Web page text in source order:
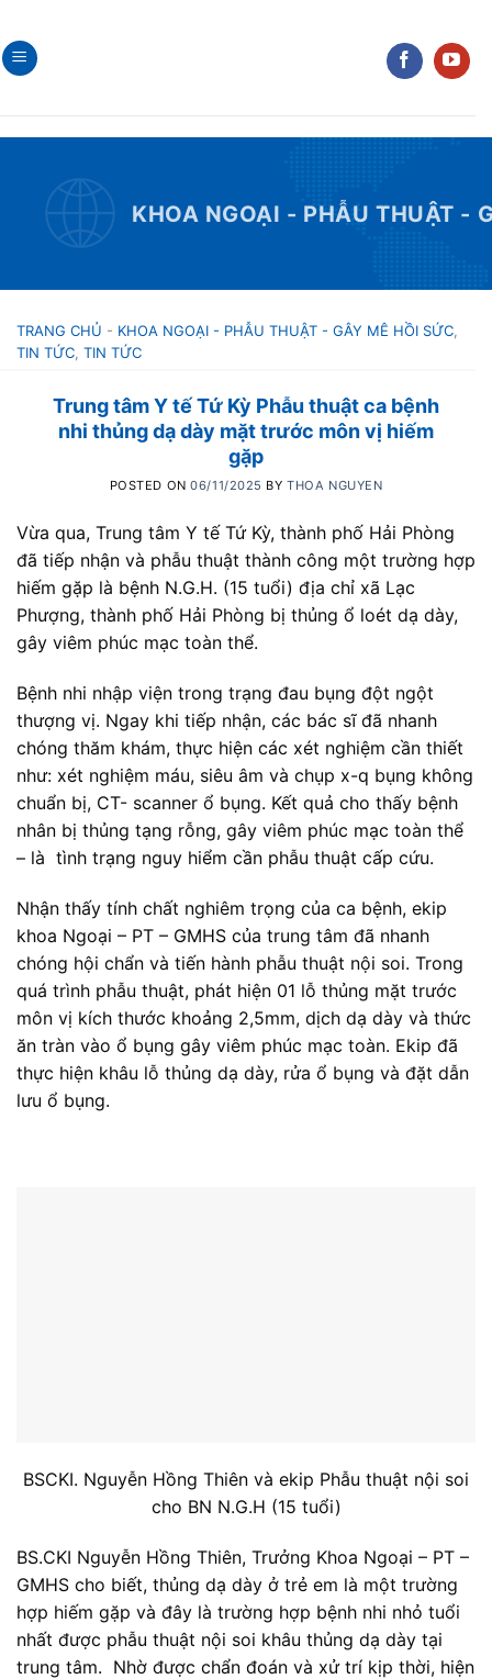
to
content
KHOA NGOẠI - PHẪU THUẬT -
TRANG CHỦ - KHOA NGOẠI - PHẪU THUẬT - GÂY MÊ HỒI SỨC
TIN TỨC TIN TỨC
Trung tâm Y tế Tứ Kỳ Phẫu thuật ca bệnh
nhi thủng dạ dày mặt trước môn vị hiếm
gặp
POSTED ON06/11/2025 BYTHOA NGUYEN
Vừa qua, Trung tâm Y tế Tứ Kỳ, thành phố Hải Phòng
đã tiếp nhận và phẫu thuật thành công một trường hợp
hiếm gặp là bệnh N.G.H. (15 tuổi) địa chỉ xã Lạc
Phượng, thành phố Hải Phòng bị thủng ổ loét dạ dày,
gây viêm phúc mạc toàn thể.
Bệnh nhi nhập viện trong trạng đau bụng đột ngột
thượng vị. Ngay khi tiếp nhận, các bác sĩ đã nhanh
chóng thăm khám, thực hiện các xét nghiệm cần thiết
như: xét nghiệm máu, siêu âm và chụp x-q bụng không
chuẩn bị, CT- scanner ổ bụng. Kết quả cho thấy bệnh
nhân bị thủng tạng rỗng, gây viêm phúc mạc toàn thể
– là tình trạng nguy hiểm cần phẫu thuật cấp cứu.
Nhận thấy tính chất nghiêm trọng của ca bệnh, ekip
khoa Ngoại – PT – GMHS của trung tâm đã nhanh
chóng hội chẩn và tiến hành phẫu thuật nội soi. Trong
quá trình phẫu thuật, phát hiện 01 lỗ thủng mặt trước
môn vị kích thước khoảng 2,5mm, dịch dạ dày và thức
ăn tràn vào ổ bụng gây viêm phúc mạc toàn. Ekip đã
thực hiện khâu lỗ thủng dạ dày, rửa ổ bụng và đặt dẫn
lưu ổ bụng.
BSCKI. Nguyễn Hồng Thiên và ekip Phẫu thuật nội soi
cho BN N.G.H (15 tuổi)
BS.CKI Nguyễn Hồng Thiên, Trưởng Khoa Ngoại – PT –
GMHS cho biết, thủng dạ dày ở trẻ em là một trường
hợp hiếm gặp và đây là trường hợp bệnh nhi nhỏ tuổi
nhất được phẫu thuật nội soi khâu thủng dạ dày tại
trung tâm. Nhờ được chẩn đoán và xử trí kịp thời, hiện